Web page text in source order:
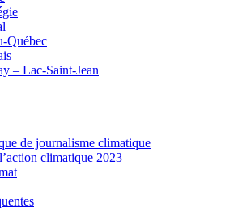
Québec
– Lac-Saint-Jean
de journalisme climatique
climatique 2023